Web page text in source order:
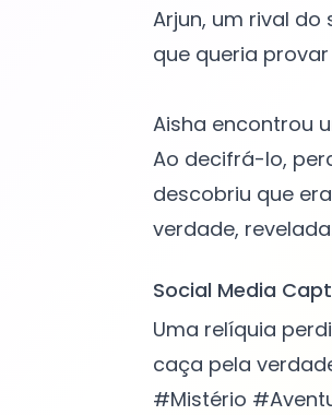
Arjun, um rival do
que queria
Aisha encontrou
Ao decifrá-lo,
descobriu que
Social Media
Uma relíquia
caça pela
#Mistério